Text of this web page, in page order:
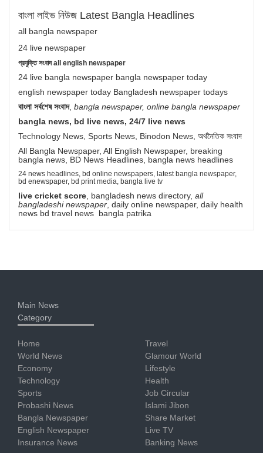
বাংলা লাইভ নিউজ Latest Bangla Headlines
all bangla newspaper
24 live newspaper
প্রযুক্তি সংবাদ all english newspaper
24 live bangla newspaper bangla newspaper today
english newspaper today Bangladesh newspaper todays
বাংলা সর্বশেষ সংবাদ, bangla newspaper, online bangla newspaper
bangla news, bd live news, 24/7 live news
Technology News, Sports News, Binodon News, অর্থনৈতিক সংবাদ
All Bangla Newspaper, All English Newspaper, breaking
bangla news, BD News Headlines, bangla news headlines
24 news headlines, bd online newspapers, latest bangla newspaper,
bd enewspaper, bd print media, bangla live tv
live cricket score , bangladesh news directory, all
bangladeshi newspaper , daily online newspaper, daily health
news bd travel news bangla patrika
Main News
Category
Home
World News
Economy
Technology
Sports
Probashi News
Bangla Newspaper
English Newspaper
Insurance News
Travel
Glamour World
Lifestyle
Health
Job Circular
Islami Jibon
Share Market
Live TV
Banking News